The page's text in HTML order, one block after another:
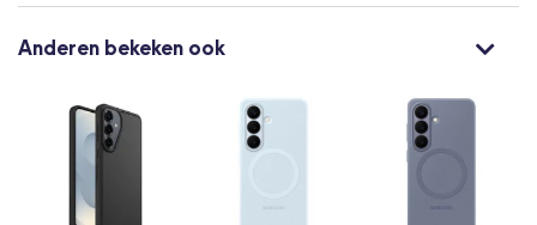
Anderen bekeken ook